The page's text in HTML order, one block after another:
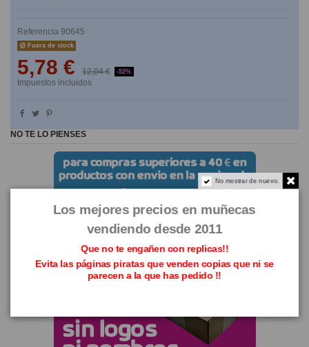
Referencia 90645
Fuera de stock
5,78 € 12,04 € -52%
Impuestos incluidos
NO TE LO PIENSES
No mostrar de nuevo.
Los mejores precios en muñecas
vendiendo desde 2011
Que no te engañen con replicas!!
Evita las páginas piratas que venden copias que ni se
parecen a la que has pedido !!